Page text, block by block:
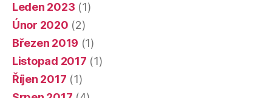
Leden 2023 (1)
Únor 2020 (2)
Březen 2019 (1)
Listopad 2017 (1)
Říjen 2017 (1)